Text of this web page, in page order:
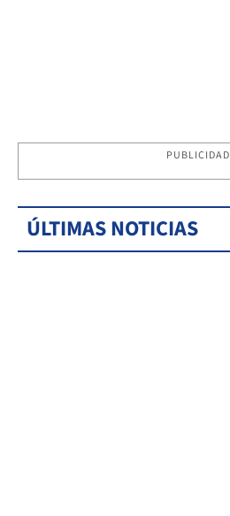
PUBLICIDAD
ÚLTIMAS NOTICIAS